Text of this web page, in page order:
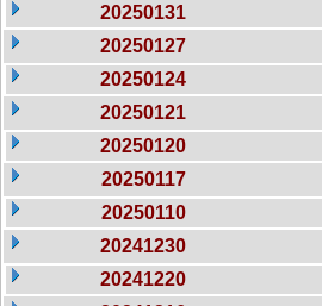
20250131
20250127
20250124
20250121
20250120
20250117
20250110
20241230
20241220